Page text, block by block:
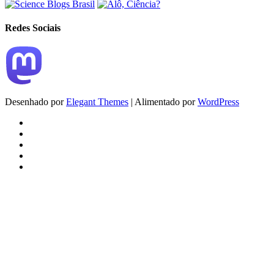
Redes Sociais
Desenhado porElegant Themes | Alimentado porWordPress